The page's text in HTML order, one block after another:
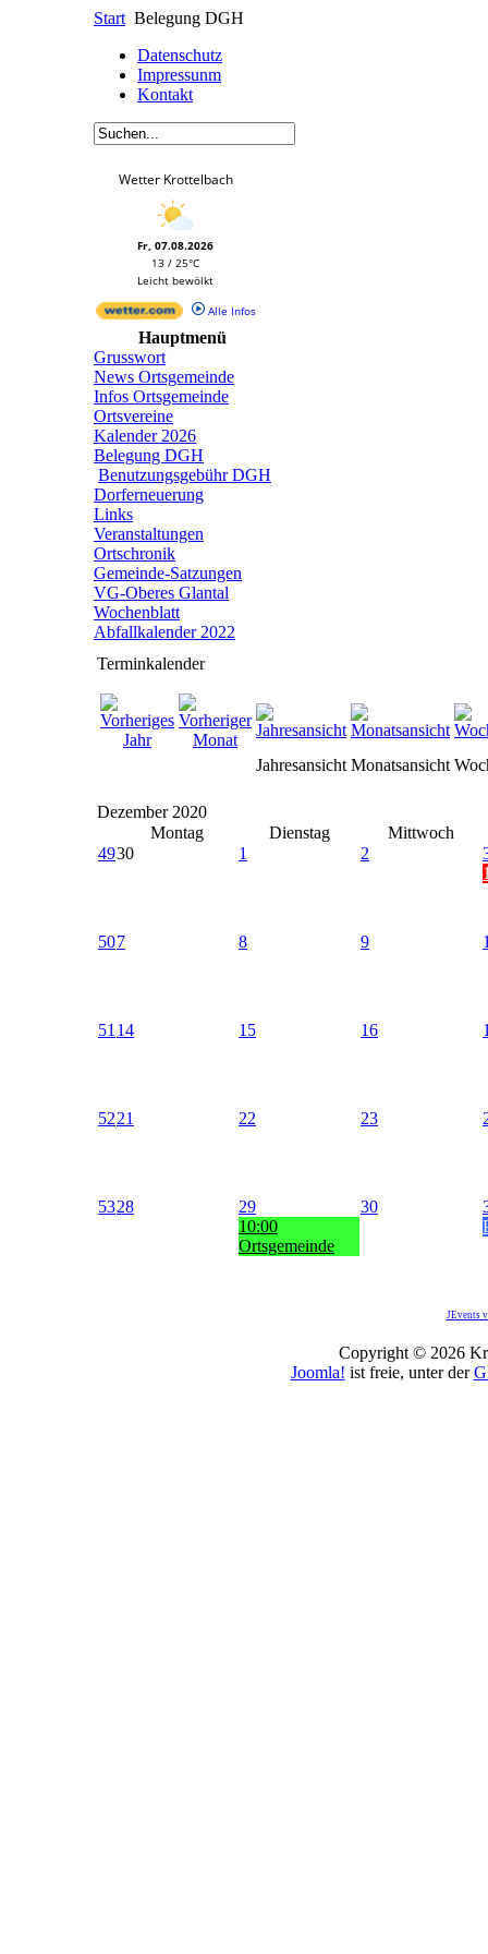
Start Belegung DGH
Datenschutz
Impressunm
Kontakt
Wetter Krottelbach
Fr, 07.08.2026
13 / 25°C
Leicht bewölkt
Alle Infos
Hauptmenü
Grusswort
News Ortsgemeinde
Infos Ortsgemeinde
Ortsvereine
Kalender 2026
Belegung DGH
Benutzungsgebühr DGH
Dorferneuerung
Links
Veranstaltungen
Ortschronik
Gemeinde-Satzungen
VG-Oberes Glantal
Wochenblatt
Abfallkalender 2022
Terminkalender
Jahresansicht Monatsansicht
Dezember 2020
Montag
Dienstag
Mittwoch
4930 1 2
507 8 9
51 14 15 16
5221 22 23
5328
29
10:00
Ortsgemeinde
30
JEvents
Copyright © 2026
Joomla! ist freie, unter der